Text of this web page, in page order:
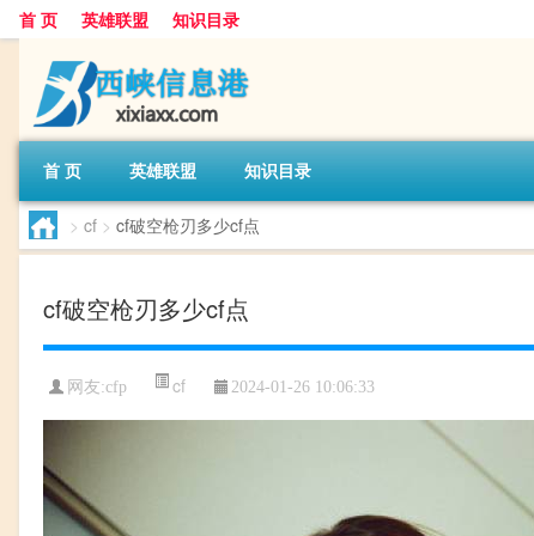
首 页 英雄联盟 知识目录
首 页 英雄联盟 知识目录
> cf > cf破空枪刃多少cf点
cf破空枪刃多少cf点
网友:cfp cf 2024-01-26 10:06:33